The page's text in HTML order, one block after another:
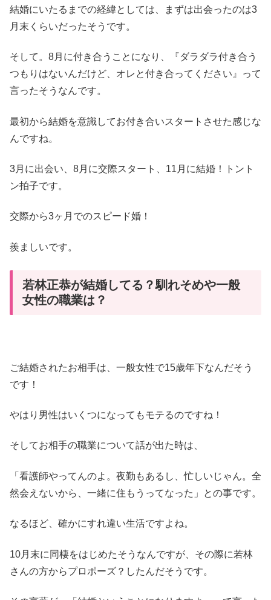
結婚にいたるまでの経緯としては、まずは出会ったのは3
月末くらいだったそうです。
そして。8月に付き合うことになり、『ダラダラ付き合う
つもりはないんだけど、オレと付き合ってください』って
言ったそうなんです。
最初から結婚を意識してお付き合いスタートさせた感じな
んですね。
3月に出会い、8月に交際スタート、11月に結婚！トント
ン拍子です。
交際から3ヶ月でのスピード婚！
羨ましいです。
若林正恭が結婚してる？馴れそめや一般
女性の職業は？
ご結婚されたお相手は、一般女性で15歳年下なんだそう
です！
やはり男性はいくつになってもモテるのですね！
そしてお相手の職業について話が出た時は、
「看護師やってんのよ。夜勤もあるし、忙しいじゃん。全
然会えないから、一緒に住もうってなった」との事です。
なるほど、確かにすれ違い生活ですよね。
10月末に同棲をはじめたそうなんですが、その際に若林
さんの方からプロポーズ？したんだそうです。